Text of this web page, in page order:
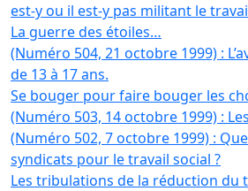
est-y ou il est-y pas militant le
La guerre des étoiles…
(Numéro 504, 21 octobre 1999) :
de 13 à 17 ans.
Se bouger pour faire bouger les
(Numéro 503, 14 octobre 1999) :
(Numéro 502, 7 octobre 1999) :
syndicats pour le travail social ?
Les tribulations de la réduction du